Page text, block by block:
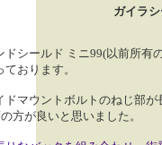
ガイラ
ドシールド ミニ99(以前所有
おります。
ドマウントボルトのねじ部
方が良いと思いました。